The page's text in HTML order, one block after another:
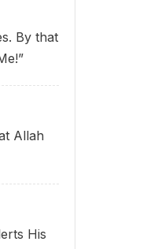
By that
Allah
His